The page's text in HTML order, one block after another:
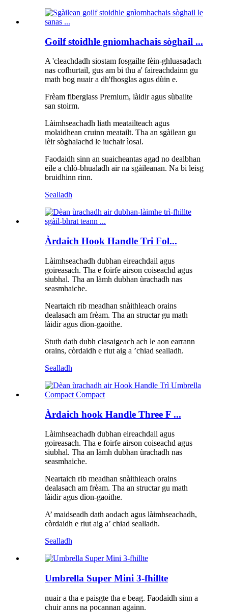
Goilf stoidhle gnìomhachais sòghail ...
A 'cleachdadh siostam fosgailte fèin-ghluasadach
nas cofhurtail, gus am bi thu a' faireachdainn gu
math bog nuair a dh'fhosglas agus dùin e.
Frèam fiberglass Premium, làidir agus sùbailte
san stoirm.
Làimhseachadh liath meatailteach agus
molaidhean cruinn meatailt. Tha an sgàilean gu
lèir sòghalachd le iuchair ìosal.
Faodaidh sinn an suaicheantas agad no dealbhan
eile a chlò-bhualadh air na sgàileanan. Na bi leisg
bruidhinn rinn.
Sealladh
Àrdaich Hook Handle Tri Fol...
Làimhseachadh dubhan eireachdail agus
goireasach. Tha e foirfe airson coiseachd agus
siubhal. Tha an làmh dubhan ùrachadh nas
seasmhaiche.
Neartaich rib meadhan snàithleach orains
dealasach am frèam. Tha an structar gu math
làidir agus dìon-gaoithe.
Stuth dath dubh clasaigeach ach le aon earrann
orains, còrdaidh e riut aig a ’chiad sealladh.
Sealladh
Àrdaich hook Handle Three F ...
Làimhseachadh dubhan eireachdail agus
goireasach. Tha e foirfe airson coiseachd agus
siubhal. Tha an làmh dubhan ùrachadh nas
seasmhaiche.
Neartaich rib meadhan snàithleach orains
dealasach am frèam. Tha an structar gu math
làidir agus dìon-gaoithe.
A’ maidseadh dath aodach agus làimhseachadh,
còrdaidh e riut aig a’ chiad sealladh.
Sealladh
Umbrella Super Mini 3-fhillte
nuair a tha e paisgte tha e beag. Faodaidh sinn a
chuir anns na pocannan againn.